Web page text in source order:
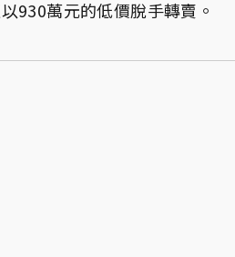
930萬元的低價脫手轉賣。